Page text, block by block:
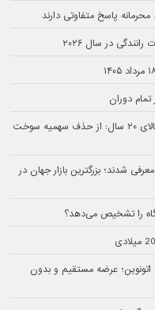
پاسخ متفاوتی دارند
محدودیت‌های جدید خودروهای فرسوده با عمر بالای ۲۰ سال: از حذف سهمیه سوخت
پرفروش‌ترین خودروهای چین در نیمه اول ۲۰۲۶ معرفی شدند؛ بزرگترین بازار جهان در
را تشخیص می‌دهد؟
عرضه مستقیم و بدون